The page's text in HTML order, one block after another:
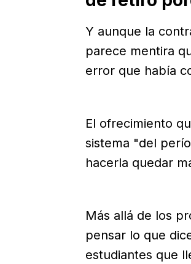
Y aunque la
parece mentira
error que había
El ofrecimiento
sistema "del
hacerla quedar
Más allá de los
pensar lo que
estudiantes que